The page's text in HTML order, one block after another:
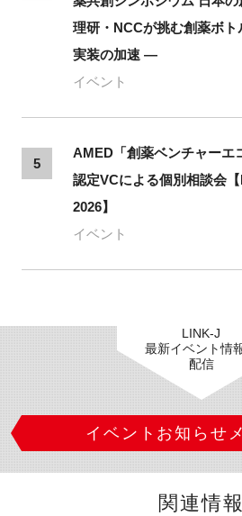
理研・NCCが挑む創薬ボ
実装の加速 ―
イベント
5
AMED「創薬ベンチャーエ
認定VCによる個別相談会
2026】
イベント
LINK-J
最新イベント情
配信
イベントお知らせ
関連情報